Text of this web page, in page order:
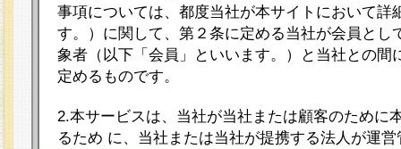
事項については、都度当社が本サイトにおいて詳
す。）に関して、第２条に定める当社が会員とし
象者（以下「会員」といいます。）と当社との間
定めるものです。
2.本サービスは、当社が当社または顧客のために
るため に、当社または当社が提携する法人が運